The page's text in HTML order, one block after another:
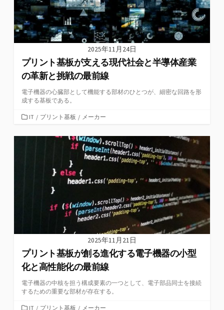
2025年11月24日
プリント基板が支える現代社会と半導体産業
の革新と挑戦の最前線
電子機器の心臓部として機能する部材のひとつが、細密な回路を形
成する基板である。
カ
ゴ
IT / プリント基板 / メーカー
2025年11月21日
プリント基板が創る進化する電子機器の小型
化と高性能化の最前線
電子機器の中核を担う構成要素の一つとして、電子部品同士を接続
するための重要な部材が存在する。
カIT / プリント基板 / メーカー